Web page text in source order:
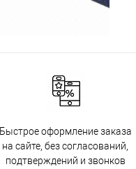
Быстрое оформление заказа
на сайте, без согласований,
подтверждений и звонков